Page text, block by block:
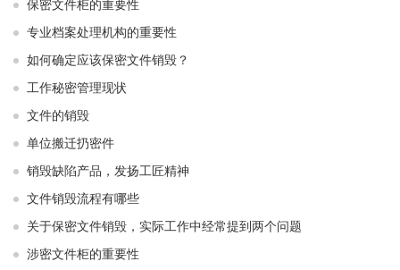
保密文件柜的重要性
专业档案处理机构的重要性
如何确定应该保密文件销毁？
工作秘密管理现状
文件的销毁
单位搬迁扔密件
销毁缺陷产品，发扬工匠精神
文件销毁流程有哪些
关于保密文件销毁，实际工作中经常提到两个问题
涉密文件柜的重要性